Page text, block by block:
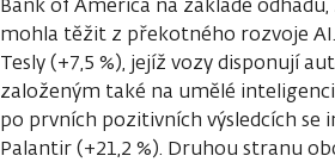
mohla těžit z překotného rozvoje
Tesly (+7,5 %), jejíž vozy disponují
založeným také na umělé
po prvních pozitivních výsledcích se
Palantir (+21,2 %). Druhou stranu